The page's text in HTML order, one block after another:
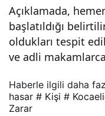
Açıklamada,
başlatıldığı
oldukları tespit
ve adli
k
bayr
a
Haberle ilgili daha
hasar # Kişi #
Zarar